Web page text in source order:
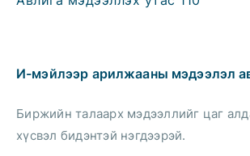
И-мэйлээр арилжааны мэдээлэл
Биржийн талаарх мэдээллийг цаг
хүсвэл бидэнтэй нэгдээрэй.